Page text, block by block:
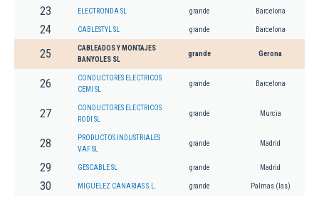
23 ELECTRONDA SL grande Barcelona
24 CABLESTYL SL grande Barcelona
25
CABLEADOS Y MONTAJES
BANYOLES SL
grande Gerona
26
CONDUCTORES ELECTRICOS
CEMI SL
grande Barcelona
27
CONDUCTORES ELECTRICOS
RODI SL
grande Murcia
28
PRODUCTOS INDUSTRIALES
VAF SL
grande Madrid
29 GESCABLE SL grande Madrid
30 MIGUELEZ CANARIAS S.L. grande Palmas (las)